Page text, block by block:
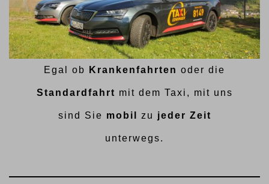
Egal ob Krankenfahrten oder die
Standardfahrt mit dem Taxi, mit uns
sind Sie mobil zu jeder Zeit
unterwegs.